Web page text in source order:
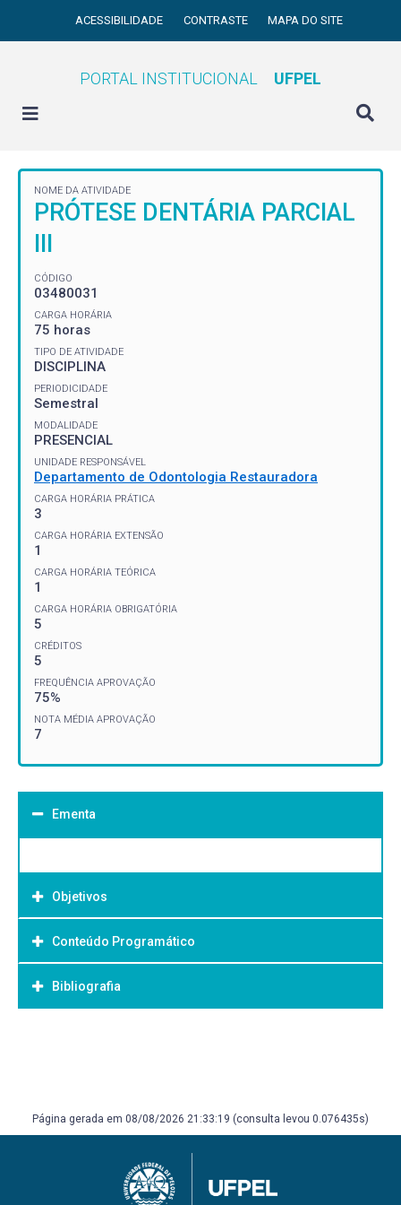
ACESSIBILIDADE CONTRASTE MAPA DO SITE
PORTAL INSTITUCIONAL UFPEL
NOME DA ATIVIDADE
PRÓTESE DENTÁRIA PARCIAL
III
CÓDIGO
03480031
CARGA HORÁRIA
75 horas
TIPO DE ATIVIDADE
DISCIPLINA
PERIODICIDADE
Semestral
MODALIDADE
PRESENCIAL
UNIDADE RESPONSÁVEL
Departamento de Odontologia Restauradora
CARGA HORÁRIA PRÁTICA
3
CARGA HORÁRIA EXTENSÃO
1
CARGA HORÁRIA TEÓRICA
1
CARGA HORÁRIA OBRIGATÓRIA
5
CRÉDITOS
5
FREQUÊNCIA APROVAÇÃO
75%
NOTA MÉDIA APROVAÇÃO
7
Ementa
Objetivos
Objetivo Geral:
Conteúdo Programático
Bibliografia
Página gerada em 08/08/2026 21:33:19 (consulta levou 0.076435s)